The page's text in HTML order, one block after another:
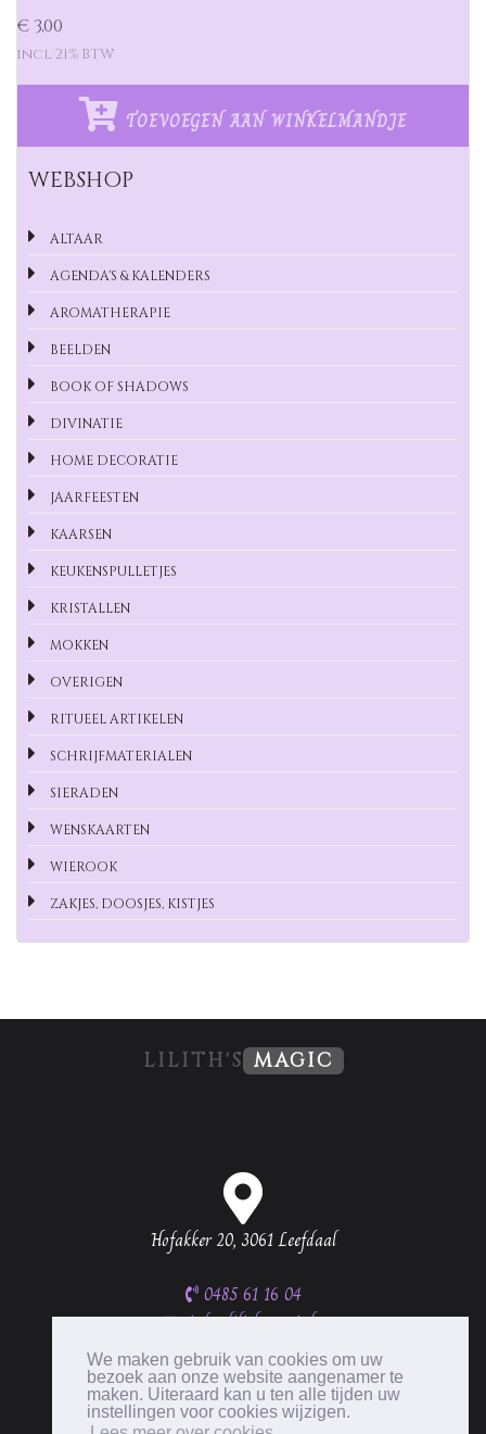
We maken gebruik van cookies om uw
bezoek aan onze website aangenamer te
maken. Uiteraard kan u ten alle tijden uw
instellingen voor cookies wijzigen.
€ 3,00
incl 21% BTW
TOEVOEGEN AAN WINKELMANDJE
WEBSHOP
ALTAAR
AGENDA'S & KALENDERS
AROMATHERAPIE
BEELDEN
BOOK OF SHADOWS
DIVINATIE
HOME DECORATIE
JAARFEESTEN
KAARSEN
KEUKENSPULLETJES
KRISTALLEN
MOKKEN
OVERIGEN
RITUEEL ARTIKELEN
SCHRIJFMATERIALEN
SIERADEN
WENSKAARTEN
WIEROOK
ZAKJES, DOOSJES, KISTJES
LILITH'S MAGIC
Hofakker 20, 3061 Leefdaal
0485 61 16 04
info@lilithsmagic.be
BTW BE0537 335 656